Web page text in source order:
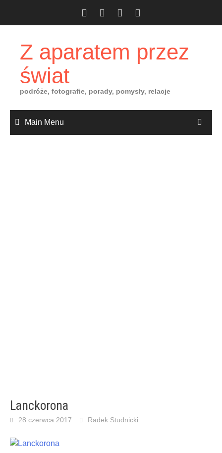
Z aparatem przez
świat
podróże, fotografie, porady, pomysły, relacje
Main Menu
Lanckorona
28 czerwca 2017 Radek Studnicki